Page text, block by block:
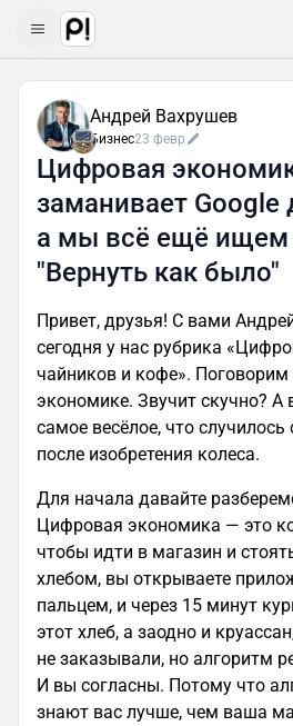
Андрей Вахрушев
Бизнес23 февр
Цифровая
заманивает Google
а мы всё ещё ищем
"Вернуть как было"
Привет, друзья! С вами
сегодня у нас рубрика
чайников и кофе».
экономике. Звучит скучно? А
самое весёлое, что случилось
после изобретения колеса.
Для начала давайте
Цифровая экономика — это
чтобы идти в магазин и
хлебом, вы открываете
пальцем, и через 15 минут
этот хлеб, а заодно и
не заказывали, но алгоритм
И вы согласны. Потому что
знают вас лучше, чем ваша